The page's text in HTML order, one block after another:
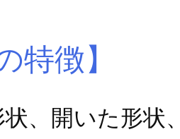
特徴】
状、開いた形状